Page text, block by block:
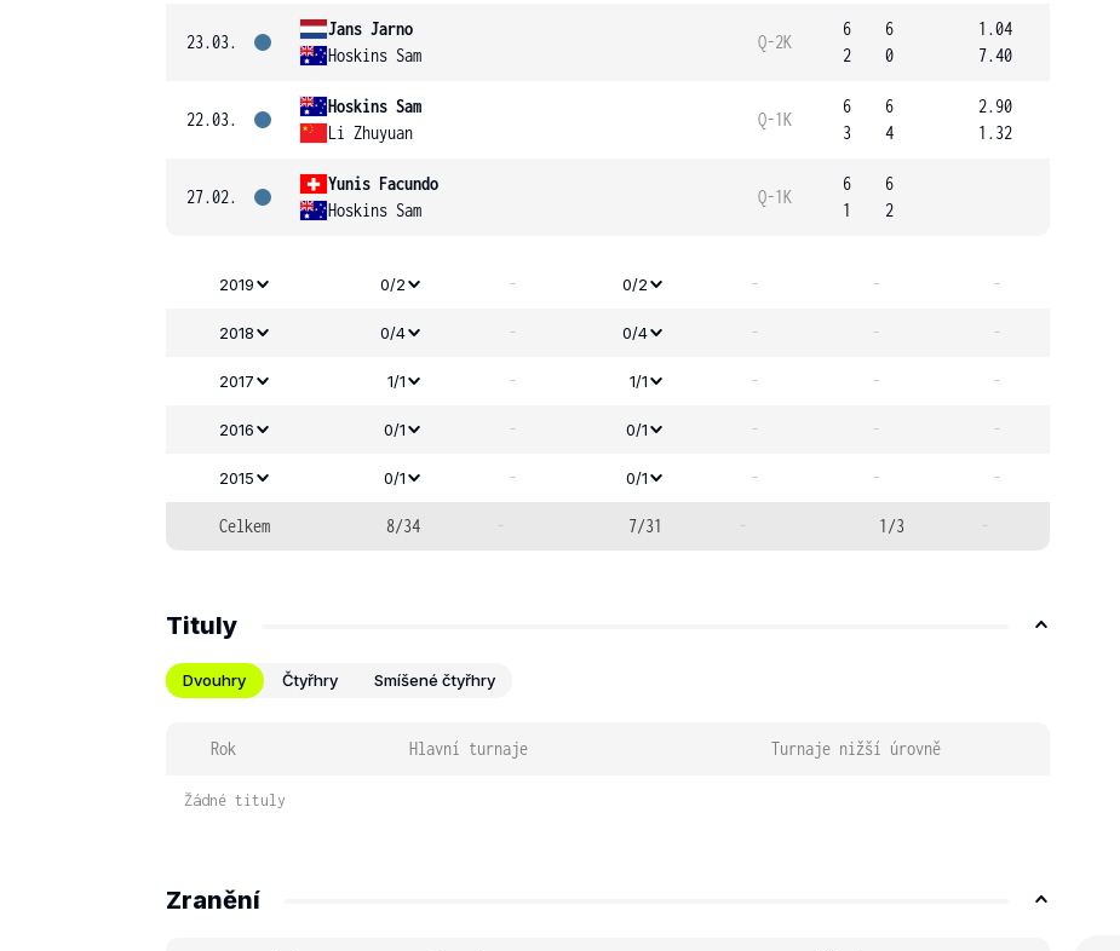
23.03.
Jans Jarno
Hoskins Sam
Q-2K
6
2
6
0
1.04
7.40
22.03.
Hoskins Sam
Li Zhuyuan
Q-1K
6
3
6
4
2.90
1.32
27.02.
Yunis Facundo
Hoskins Sam
Q-1K
6
1
6
2
2019 0/2 - 0/2 - - -
2018 0/4 - 0/4 - - -
2017 1/1 - 1/1 - - -
2016 0/1 - 0/1 - - -
2015 0/1 - 0/1 - - -
Celkem 8/34 - 7/31 - 1/3 -
Tituly
Dvouhry Čtyřhry Smíšené čtyřhry
Rok Hlavní turnaje Turnaje nižší úrovně
Žádné tituly
Zranění